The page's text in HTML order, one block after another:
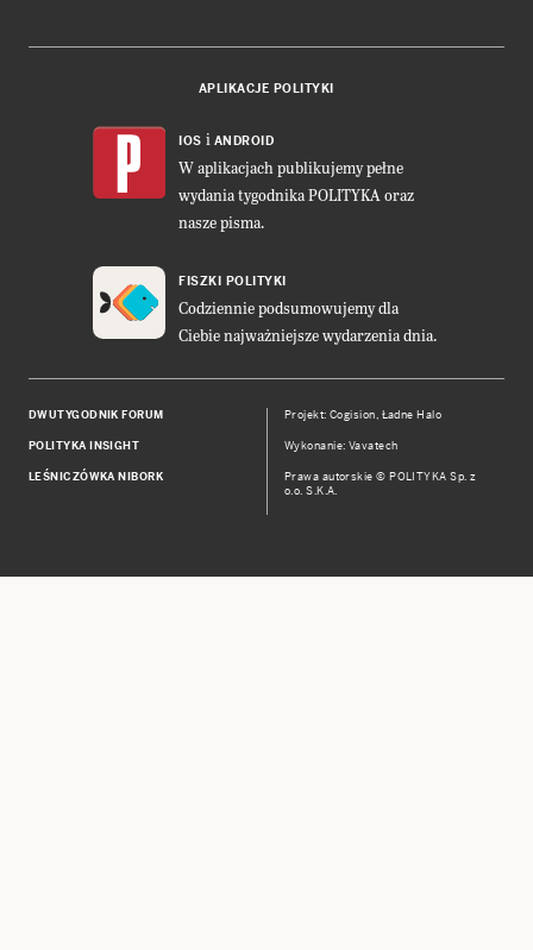
APLIKACJE POLITYKI
IOS i ANDROID
W aplikacjach publikujemy pełne
wydania tygodnika POLITYKA oraz
nasze pisma.
FISZKI POLITYKI
Codziennie podsumowujemy dla
Ciebie najważniejsze wydarzenia dnia.
DWUTYGODNIK FORUM
POLITYKA INSIGHT
LEŚNICZÓWKA NIBORK
Projekt:Cogision, Ładne Halo
Wykonanie: Vavatech
Prawa autorskie © POLITYKA Sp. z
o.o. S.K.A.